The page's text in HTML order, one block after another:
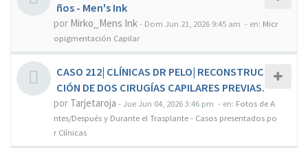
ños - Men's Ink
por Mirko_Mens Ink- Dom Jun 21, 2026 9:45 am - en: Micr
opigmentación Capilar
CASO 212| CLÍNICAS DR PELO| RECONSTRUC
CIÓN DE DOS CIRUGÍAS CAPILARES PREVIAS.
por Tarjetaroja -Jue Jun 04, 2026 3:46 pm - en: Fotos de A
ntes/Después y Durante el Trasplante - Casos presentados po
r Clínicas